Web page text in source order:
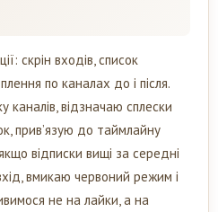
скрін входів, список
по каналах до і після.
каналів, відзначаю сплески
прив’язую до таймлайну
відписки вищі за середні
вмикаю червоний режим і
не на лайки, а на